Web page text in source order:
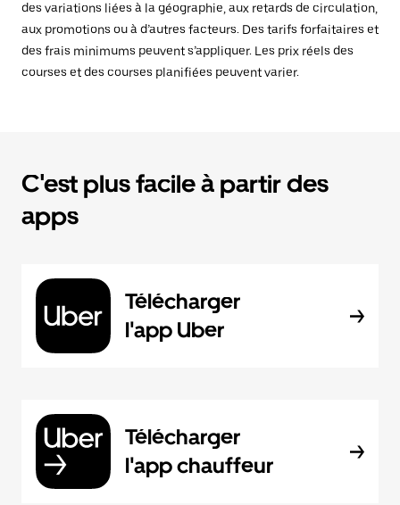
des variations liées à la géographie, aux retards de circulation,
aux promotions ou à d’autres facteurs. Des tarifs forfaitaires et
des frais minimums peuvent s’appliquer. Les prix réels des
courses et des courses planifiées peuvent varier.
C'est plus facile à partir des
apps
Télécharger
l'app Uber
Télécharger
l'app chauffeur